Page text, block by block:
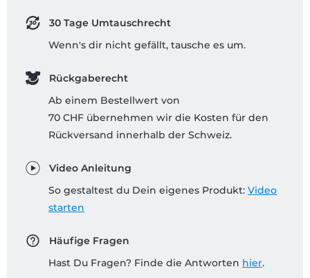
30 Tage Umtauschrecht
Wenn's dir nicht gefällt, tausche es um.
Rückgaberecht
Ab einem Bestellwert von
70 CHF übernehmen wir die Kosten für den
Rückversand innerhalb der Schweiz.
Video Anleitung
So gestaltest du Dein eigenes Produkt: Video
starten
Häufige Fragen
Hast Du Fragen? Finde die Antworten hier.